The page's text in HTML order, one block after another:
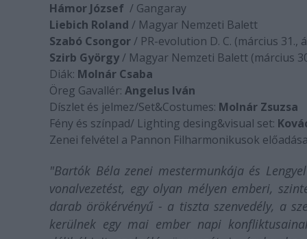
Hámor József / Gangaray
Liebich Roland / Magyar Nemzeti Balett
Szabó Csongor/ PR-evolution D. C. (március 31.,
Szirb György/ Magyar Nemzeti Balett (március
Diák: Molnár Csaba
Öreg Gavallér: Angelus Iván
Díszlet és jelmez/Set&Costumes: Molnár Zsuzsa
Fény és színpad/ Lighting desing&visual set:
Zenei felvétel a Pannon Filharmonikusok előadása
"Bartók Béla zenei mestermunkája és
vonalvezetést, egy olyan mélyen emberi,
darab örökérvényű - a tiszta szenvedély, a
kerülnek egy mai ember napi